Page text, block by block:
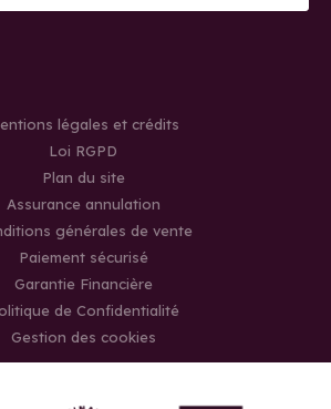
légales et crédits
Loi RGPD
Plan du site
Assurance annulation
générales de vente
Paiement sécurisé
Garantie Financière
de Confidentialité
Gestion des cookies